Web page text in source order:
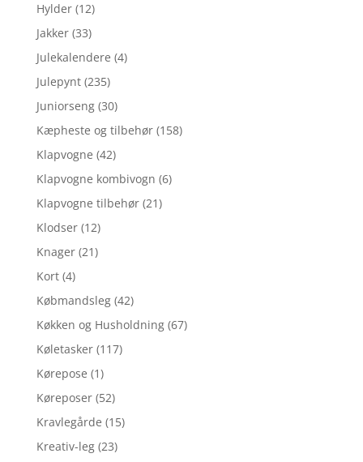
Hylder (12)
Jakker (33)
Julekalendere (4)
Julepynt (235)
Juniorseng (30)
Kæpheste og tilbehør (158)
Klapvogne (42)
Klapvogne kombivogn (6)
Klapvogne tilbehør (21)
Klodser (12)
Knager (21)
Kort (4)
Købmandsleg (42)
Køkken og Husholdning (67)
Køletasker (117)
Kørepose (1)
Køreposer (52)
Kravlegårde (15)
Kreativ-leg (23)